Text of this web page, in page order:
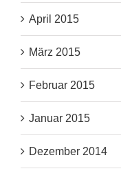
April 2015
März 2015
Februar 2015
Januar 2015
Dezember 2014